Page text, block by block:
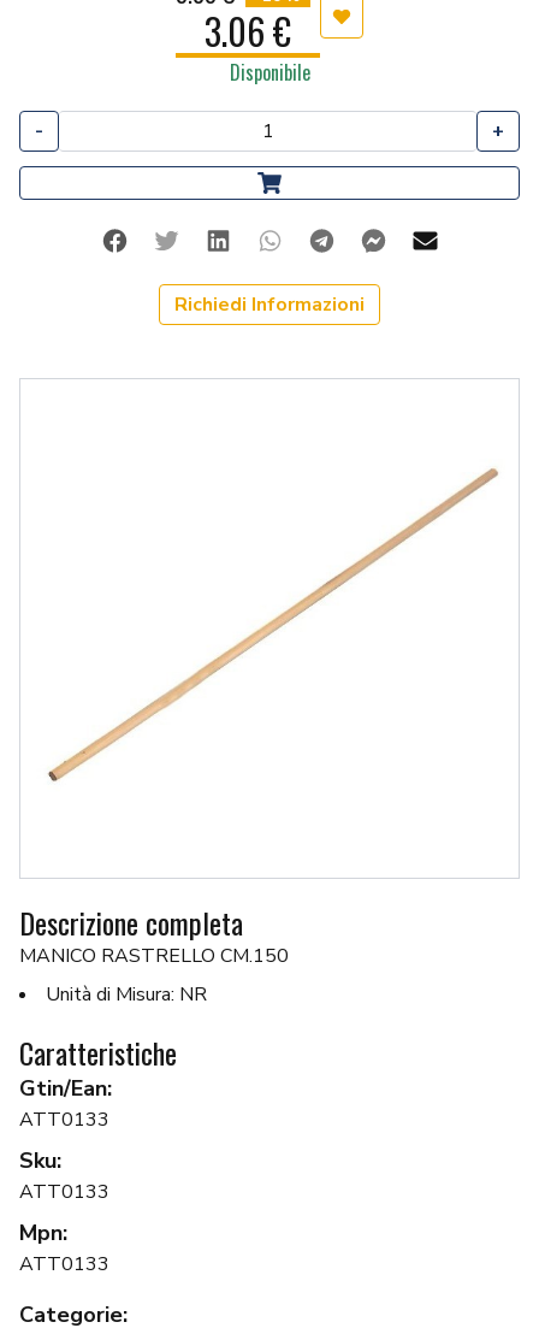
3.06 € Aggiungi ai preferiti
Disponibile
- +
FacebookTwitterLinkedinWhatsappTelegramFacebook
Richiedi Informazioni
Descrizione completa
MANICO RASTRELLO CM.150
Unità di Misura: NR
Caratteristiche
Gtin/Ean:
ATT0133
Sku:
ATT0133
Mpn:
ATT0133
Categorie: